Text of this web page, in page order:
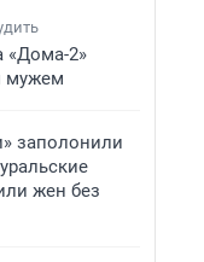
«Дома-2»
мужем
заполонили
жен без